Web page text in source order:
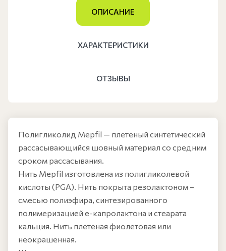
ОПИСАНИЕ
ХАРАКТЕРИСТИКИ
ОТЗЫВЫ
Полигликолид Mepfil — плетеный синтетический
рассасывающийся шовный материал со средним
сроком рассасывания.
Нить Mepfil изготовлена из полигликолевой
кислоты (PGA). Нить покрыта резолактоном –
смесью полиэфира, синтезированного
полимеризацией e-капролактона и стеарата
кальция. Нить плетеная фиолетовая или
неокрашенная.